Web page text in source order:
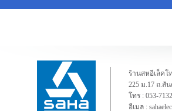
ร้านสหอีเล็คโ
225 ม.17 ถ.สั
โทร : 053-
อีเมล :